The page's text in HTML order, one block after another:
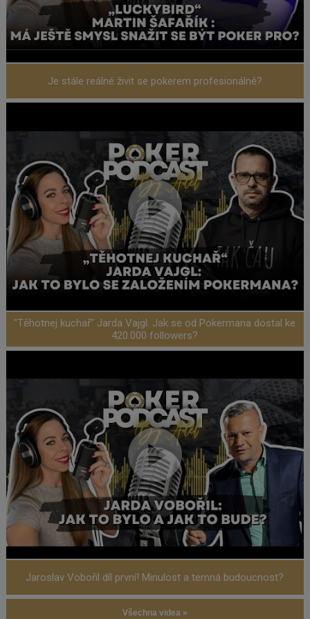
Je stále reálné živit se pokerem profesionálně?
"Těhotnej kuchař" Jarda Vajgl: Jak se od Pokermana dostal ke
420.000 followers?
Jaroslav Vobořil díl první! Minulost a temná budoucnost?
Všechna videa »